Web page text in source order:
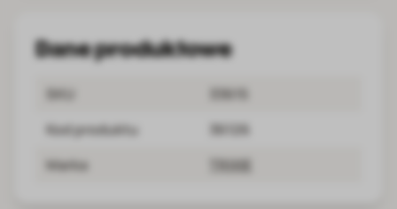
Dane produktowe
SKU
33615
Kod produktu
36126
Marka
TRIXIE